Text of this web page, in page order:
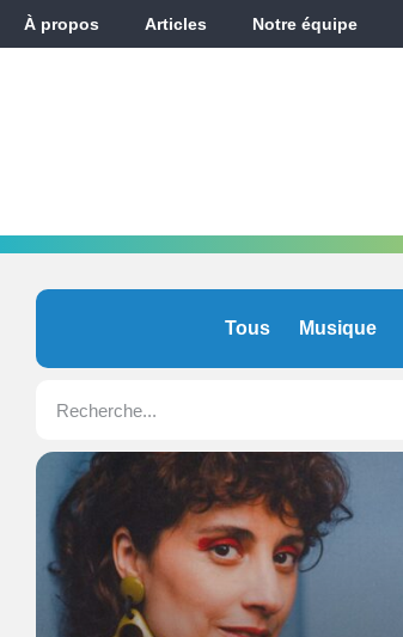
À propos Articles Notre équipe
Tous Musique